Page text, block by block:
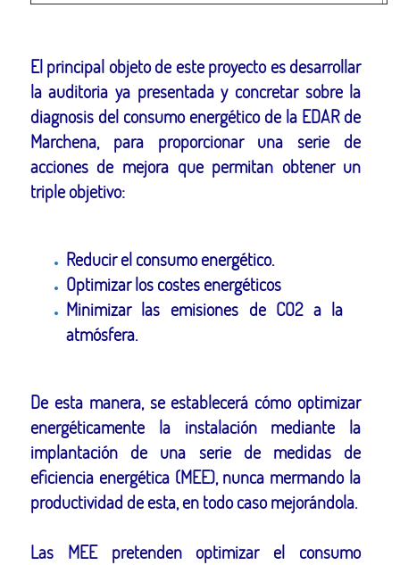
El principal objeto de este proyecto es desarrollar
la auditoria ya presentada y concretar sobre la
diagnosis del consumo energético de la EDAR de
Marchena, para proporcionar una serie de
acciones de mejora que permitan obtener un
triple objetivo:
Reducir el consumo energético.
Optimizar los costes energéticos
Minimizar las emisiones de CO2 a la
atmósfera.
De esta manera, se establecerá cómo optimizar
energéticamente la instalación mediante la
implantación de una serie de medidas de
eficiencia energética (MEE), nunca mermando la
productividad de esta, en todo caso mejorándola.
Las MEE pretenden optimizar el consumo